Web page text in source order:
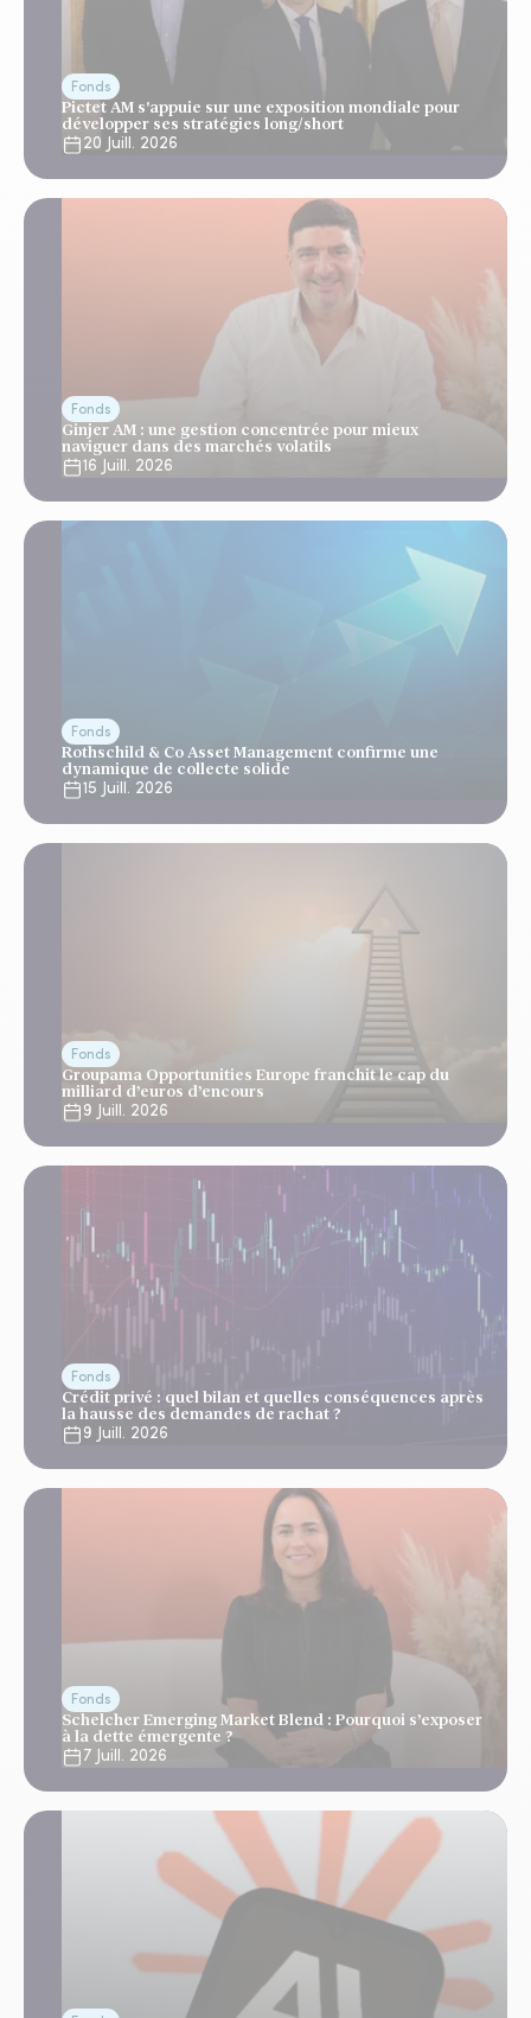
Fonds
Pictet AM s'appuie sur une exposition mondiale pour
développer ses stratégies long/short
20 Juill. 2026
Fonds
Ginjer AM : une gestion concentrée pour mieux
naviguer dans des marchés volatils
16 Juill. 2026
Fonds
Rothschild & Co Asset Management confirme une
dynamique de collecte solide
15 Juill. 2026
Fonds
Groupama Opportunities Europe franchit le cap du
milliard d’euros d’encours
9 Juill. 2026
Fonds
Crédit privé : quel bilan et quelles conséquences après
la hausse des demandes de rachat ?
9 Juill. 2026
Fonds
Schelcher Emerging Market Blend : Pourquoi s’exposer
à la dette émergente ?
7 Juill. 2026